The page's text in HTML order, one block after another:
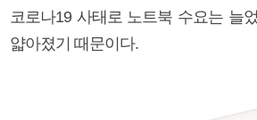
코로나19 사태로 노트북 수요는 늘
얇아졌기 때문이다.